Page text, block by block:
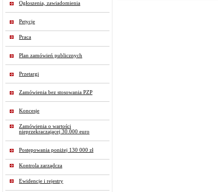
Ogłoszenia, zawiadomienia
Petycje
Praca
Plan zamówień publicznych
Przetargi
Zamówienia bez stosowania PZP
Koncesje
Zamówienia o wartości
nieprzekraczającej 30.000 euro
Postępowania poniżej 130 000 zł
Kontrola zarządcza
Ewidencje i rejestry